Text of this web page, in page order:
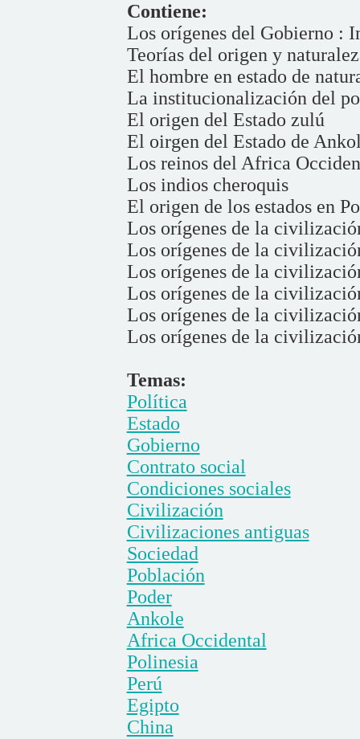
Contiene:
Los orígenes del Gobierno :
Teorías del origen y
El hombre en estado de
La institucionalización del
El origen del Estado zulú
El oirgen del Estado de
Los reinos del Africa
Los indios cheroquis
El origen de los estados en
Los orígenes de la
Los orígenes de la
Los orígenes de la
Los orígenes de la
Los orígenes de la
Los orígenes de la
Temas:
Política
Estado
Gobierno
Contrato social
Condiciones sociales
Civilización
Civilizaciones antiguas
Sociedad
Población
Poder
Ankole
Africa Occidental
Polinesia
Perú
Egipto
China